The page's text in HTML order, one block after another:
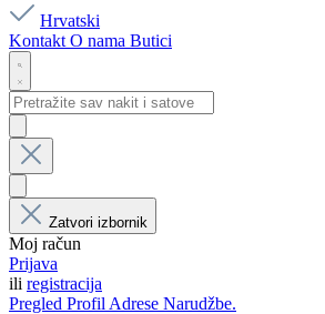
Hrvatski
Kontakt O nama Butici
Zatvori izbornik
Moj račun
Prijava
ili registracija
Pregled Profil Adrese Narudžbe.